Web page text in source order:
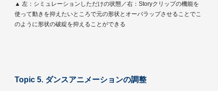
▲ 左：シミュレーションしただけの状態／右：Storyクリップの機能を
使って動きを抑えたいところで元の形状とオーバラップさせることでこ
のように形状の破綻を抑えることができる
Topic 5. ダンスアニメーションの調整